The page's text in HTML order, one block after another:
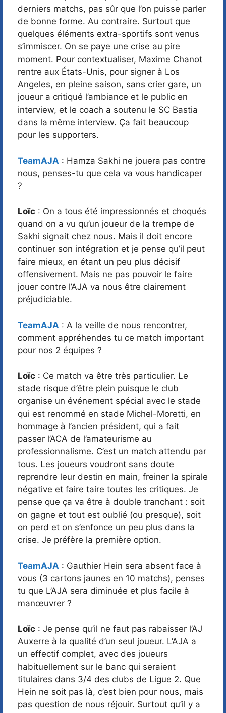
derniers matchs, pas sûr que l’on puisse parler
de bonne forme. Au contraire. Surtout que
quelques éléments extra-sportifs sont venus
s’immiscer. On se paye une crise au pire
moment. Pour contextualiser, Maxime Chanot
rentre aux États-Unis, pour signer à Los
Angeles, en pleine saison, sans crier gare, un
joueur a critiqué l’ambiance et le public en
interview, et le coach a soutenu le SC Bastia
dans la même interview. Ça fait beaucoup
pour les supporters.
TeamAJA : Hamza Sakhi ne jouera pas contre
nous, penses-tu que cela va vous handicaper
?
Loïc : On a tous été impressionnés et choqués
quand on a vu qu’un joueur de la trempe de
Sakhi signait chez nous. Mais il doit encore
continuer son intégration et je pense qu’il peut
faire mieux, en étant un peu plus décisif
offensivement. Mais ne pas pouvoir le faire
jouer contre l’AJA va nous être clairement
préjudiciable.
TeamAJA : A la veille de nous rencontrer,
comment appréhendes tu ce match important
pour nos 2 équipes ?
Loïc : Ce match va être très particulier. Le
stade risque d’être plein puisque le club
organise un événement spécial avec le stade
qui est renommé en stade Michel-Moretti, en
hommage à l’ancien président, qui a fait
passer l’ACA de l’amateurisme au
professionnalisme. C’est un match attendu par
tous. Les joueurs voudront sans doute
reprendre leur destin en main, freiner la spirale
négative et faire taire toutes les critiques. Je
pense que ça va être à double tranchant : soit
on gagne et tout est oublié (ou presque), soit
on perd et on s’enfonce un peu plus dans la
crise. Je préfère la première option.
TeamAJA : Gauthier Hein sera absent face à
vous (3 cartons jaunes en 10 matchs), penses
tu que L’AJA sera diminuée et plus facile à
manœuvrer ?
Loïc : Je pense qu’il ne faut pas rabaisser l’AJ
Auxerre à la qualité d’un seul joueur. L’AJA a
un effectif complet, avec des joueurs
habituellement sur le banc qui seraient
titulaires dans 3/4 des clubs de Ligue 2. Que
Hein ne soit pas là, c’est bien pour nous, mais
pas question de nous réjouir. Surtout qu’il y a